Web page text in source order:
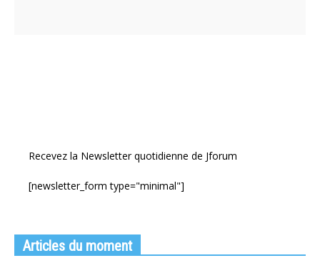
Recevez la Newsletter quotidienne de Jforum
[newsletter_form type="minimal"]
Articles du moment